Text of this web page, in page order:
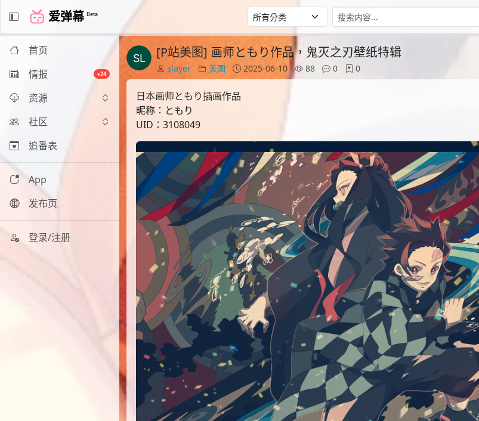
爱弹幕 Beta
首页
情报
+24
资源
社区
追番表
App
发布页
登录/注册
[P站美图] 画师ともり作品，鬼灭之刃壁纸特辑
slayer 美图 2025-06-10 88 0 0
日本画师ともり插画作品
昵称：ともり
UID：3108049